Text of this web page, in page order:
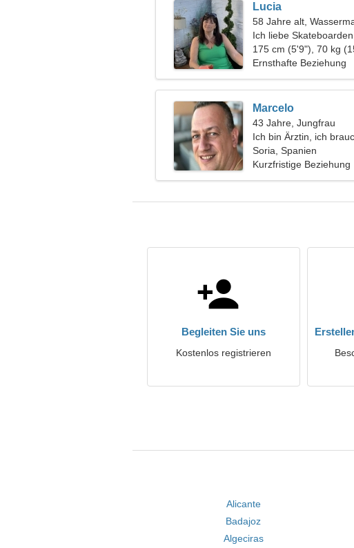
Lucia
58 Jahre alt,
Ich liebe
175 cm (5'9"), 70 kg
Ernsthafte Beziehung
Marcelo
43 Jahre, Jungfrau
Ich bin Ärztin, ich
Frau
Soria, Spanien
Kurzfristige Beziehung
Begleiten Sie uns
Kostenlos registrieren
Alicante
Badajoz
Algeciras